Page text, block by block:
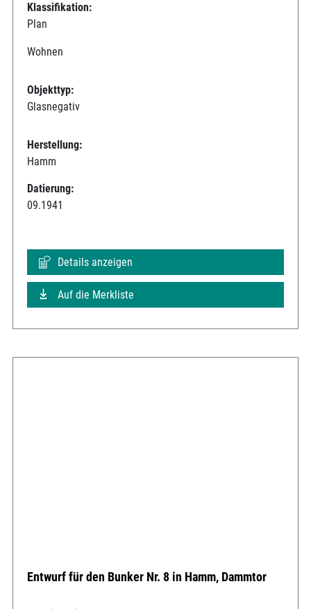
Klassifikation:
Plan
Wohnen
Objekttyp:
Glasnegativ
Herstellung:
Hamm
Datierung:
09.1941
Details anzeigen
Auf die Merkliste
Entwurf für den Bunker Nr. 8 in Hamm, Dammtor